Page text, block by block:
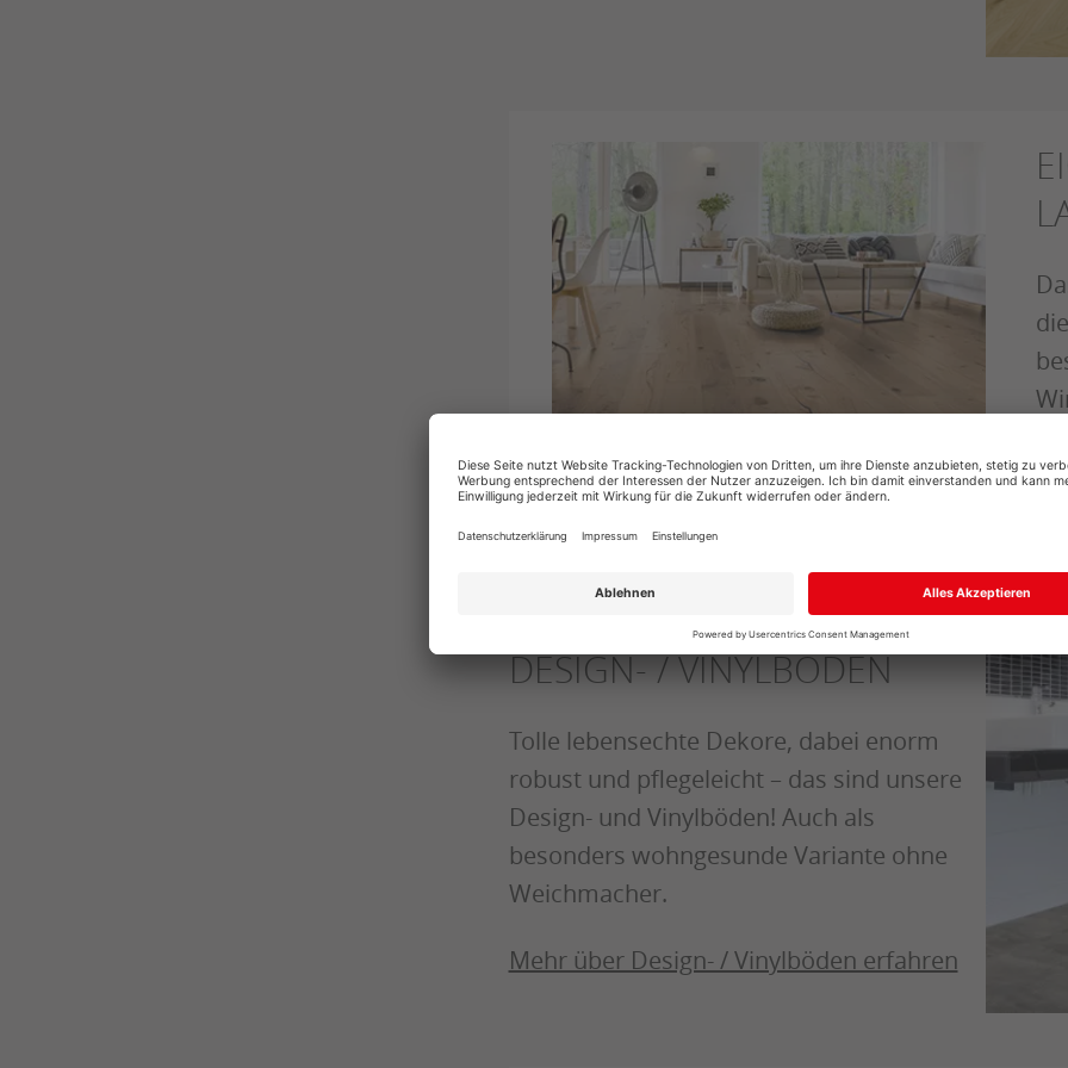
DESIGN- / VINYLBÖDEN
Tolle lebensechte Dekore, dabei enorm
robust und pflegeleicht – das sind unsere
Design- und Vinylböden! Auch als
besonders wohngesunde Variante ohne
Weichmacher.
Mehr über Design- / Vinylböden erfahren